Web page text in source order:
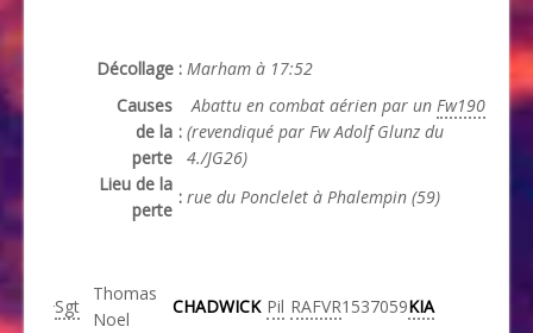
Décollage : Marham à 17:52
Causes
de la
perte
:
Abattu en combat aérien par un Fw190
(revendiqué par Fw Adolf Glunz du
4./JG26)
Lieu de la
perte
: rue du Ponclelet à Phalempin (59)
Sgt
Thomas
Noel
CHADWICK Pil RAFVR1537059KIA